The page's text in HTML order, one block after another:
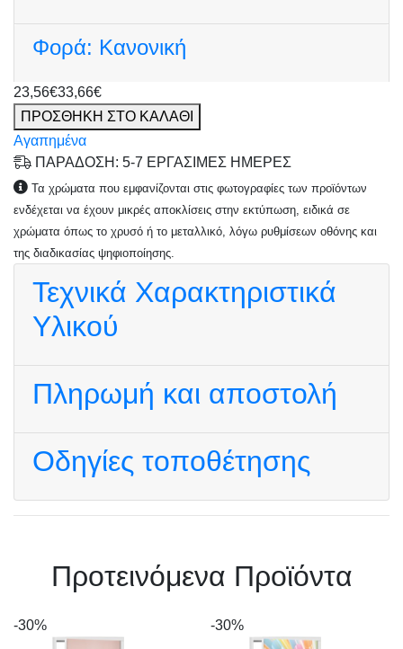
Φορά: Κανονική
23,56€33,66€
ΠΡΟΣΘΗΚΗ ΣΤΟ ΚΑΛΑΘΙ
Αγαπημένα
ΠΑΡΑΔΟΣΗ: 5-7 ΕΡΓΑΣΙΜΕΣ ΗΜΕΡΕΣ
Τα χρώματα που εμφανίζονται στις φωτογραφίες των προϊόντων
ενδέχεται να έχουν μικρές αποκλίσεις στην εκτύπωση, ειδικά σε
χρώματα όπως το χρυσό ή το μεταλλικό, λόγω ρυθμίσεων οθόνης και
της διαδικασίας ψηφιοποίησης.
Τεχνικά Χαρακτηριστικά
Υλικού
Πληρωμή και αποστολή
Οδηγίες τοποθέτησης
Πρoτεινόμενα Προϊόντα
-30% -30%